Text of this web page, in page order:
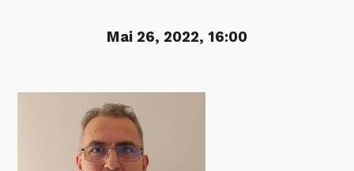
Mai 26, 2022, 16:00